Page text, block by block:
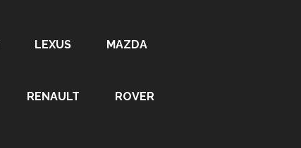
LEXUS MAZDA
RENAULT ROVER